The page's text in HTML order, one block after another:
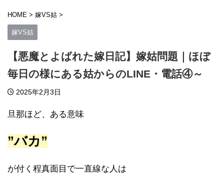
HOME > 嫁VS姑 >
嫁VS姑
【悪魔とよばれた嫁日記】嫁姑問題｜ほぼ
毎日の様にある姑からのLINE・電話④～
2025年2月3日
旦那ほど、ある意味
”バカ”
が付く程真面目で一直線な人は